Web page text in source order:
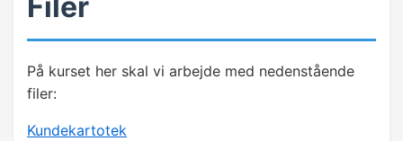
Hvad er VBA
Makro vs. VBA
Makroer og knapper
Dit første VBA program
På kurset her skal vi arbejde med nedenstående
filer:
Kundekartotek